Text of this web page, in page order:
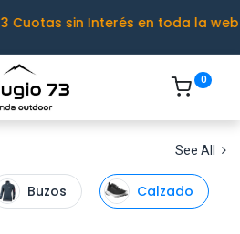
3 Cuotas sin Interés en toda la web
0
See All
Buzos Calzado